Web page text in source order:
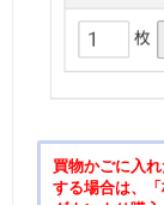
買物かごに入
する場合は、